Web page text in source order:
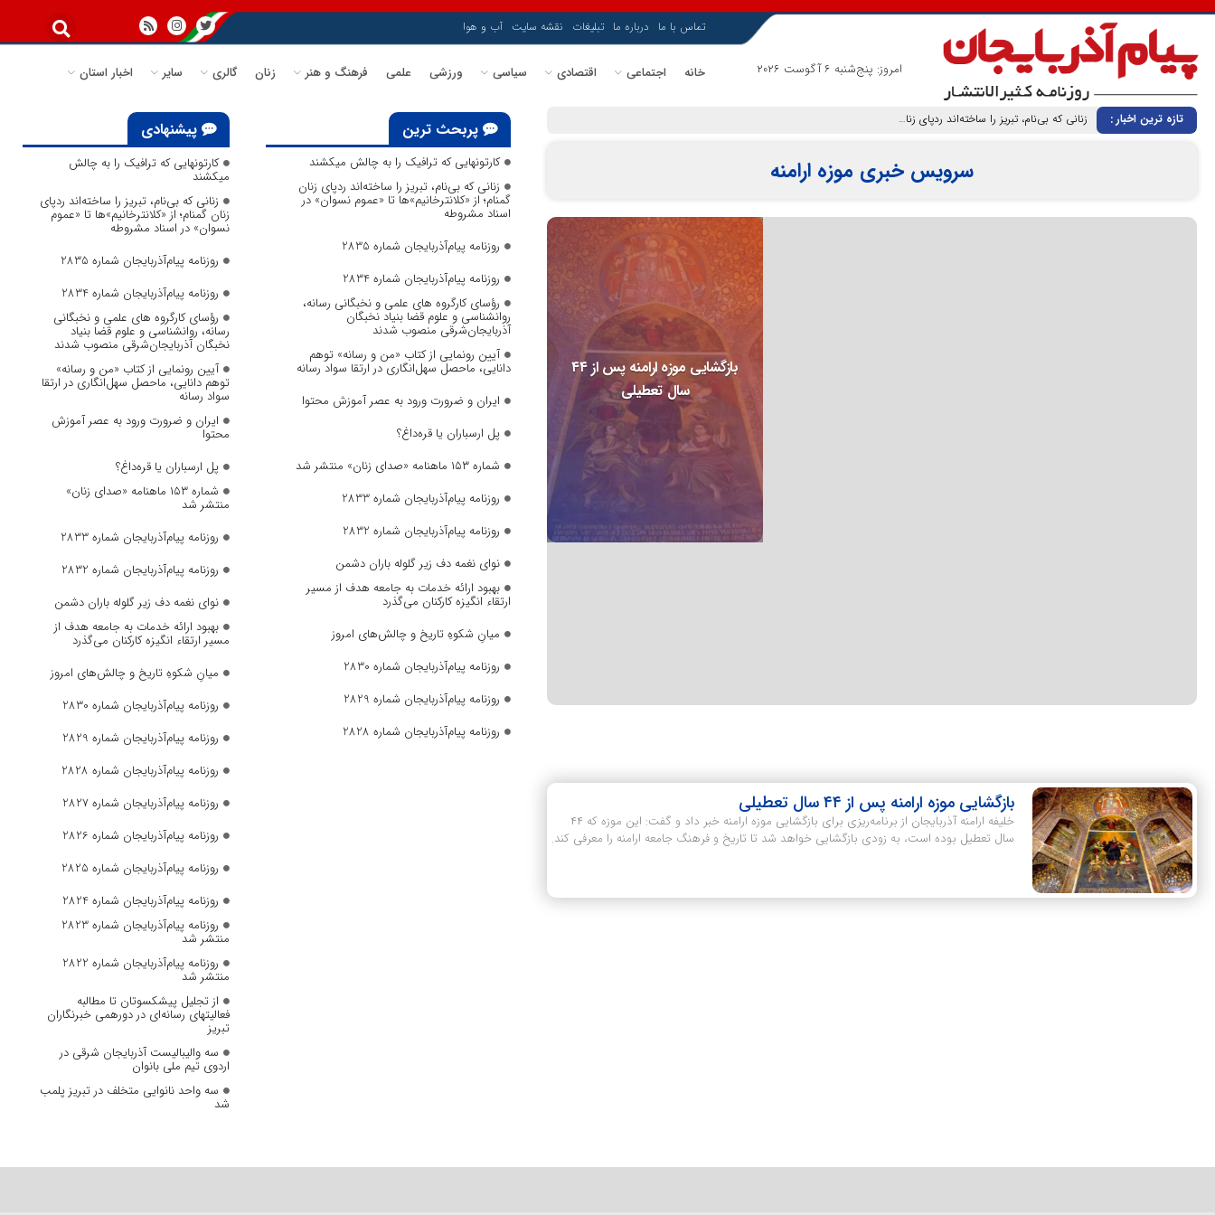
امروز: پنج‌شنبه 6 آگوست 2026
تماس با ما درباره ما تبلیغات نقشه سایت آب و هوا
خانه اجتماعی اقتصادی سیاسی ورزشی علمی فرهنگ و هنر زنان گالری سایر اخبار استان
تازه ترین اخبار :
سرویس خبری موزه ارامنه
بازگشایی موزه ارامنه پس از ۴۴
سال تعطیلی
بازگشایی موزه ارامنه پس از ۴۴ سال تعطیلی
خلیفه ارامنه آذربایجان از برنامه‌ریزی برای بازگشایی موزه ارامنه خبر داد و گفت: این موزه که ۴۴
سال تعطیل بوده است، به زودی بازگشایی خواهد شد تا تاریخ و فرهنگ جامعه ارامنه را معرفی کند.
پربحث ترین
کارتونهایی که ترافیک را به چالش میکشند
زنانی که بی‌نام، تبریز را ساخته‌اند ردپای زنان
گمنام؛ از «کلانترخانیم»ها تا «عموم نسوان» در
اسناد مشروطه
روزنامه پیام‌آذربایجان شماره 2835
روزنامه پیام‌آذربایجان شماره 2834
رؤسای کارگروه های علمی و نخبگانی رسانه،
روانشناسی و علوم قضا بنیاد نخبگان
آذربایجان‌شرقی منصوب شدند
آیین رونمایی از کتاب «من و رسانه» توهم
دانایی، ماحصل سهل‌انگاری در ارتقا سواد رسانه
ایران و ضرورت ورود به عصر آموزش محتوا
پل ارسباران یا قره‌داغ؟
شماره ۱۵۳ ماهنامه «صدای زنان» منتشر شد
روزنامه پیام‌آذربایجان شماره 2833
روزنامه پیام‌آذربایجان شماره 2832
نوای نغمه دف زیر گلوله باران دشمن
بهبود ارائه خدمات به جامعه هدف از مسیر
ارتقاء انگیزه کارکنان می‌گذرد
میانِ شکوهِ تاریخ و چالش‌های امروز
روزنامه پیام‌آذربایجان شماره 2830
روزنامه پیام‌آذربایجان شماره 2829
روزنامه پیام‌آذربایجان شماره 2828
پیشنهادی
کارتونهایی که ترافیک را به چالش
میکشند
زنانی که بی‌نام، تبریز را ساخته‌اند ردپای
زنان گمنام؛ از «کلانترخانیم»ها تا «عموم
نسوان» در اسناد مشروطه
روزنامه پیام‌آذربایجان شماره 2835
روزنامه پیام‌آذربایجان شماره 2834
رؤسای کارگروه های علمی و نخبگانی
رسانه، روانشناسی و علوم قضا بنیاد
نخبگان آذربایجان‌شرقی منصوب شدند
آیین رونمایی از کتاب «من و رسانه»
توهم دانایی، ماحصل سهل‌انگاری در ارتقا
سواد رسانه
ایران و ضرورت ورود به عصر آموزش
محتوا
پل ارسباران یا قره‌داغ؟
شماره ۱۵۳ ماهنامه «صدای زنان»
منتشر شد
روزنامه پیام‌آذربایجان شماره 2833
روزنامه پیام‌آذربایجان شماره 2832
نوای نغمه دف زیر گلوله باران دشمن
بهبود ارائه خدمات به جامعه هدف از
مسیر ارتقاء انگیزه کارکنان می‌گذرد
میانِ شکوهِ تاریخ و چالش‌های امروز
روزنامه پیام‌آذربایجان شماره 2830
روزنامه پیام‌آذربایجان شماره 2829
روزنامه پیام‌آذربایجان شماره 2828
روزنامه پیام‌آذربایجان شماره 2827
روزنامه پیام‌آذربایجان شماره 2826
روزنامه پیام‌آذربایجان شماره 2825
روزنامه پیام‌آذربایجان شماره 2824
روزنامه پیام‌آذربایجان شماره 2823
منتشر شد
روزنامه پیام‌آذربایجان شماره 2822
منتشر شد
از تجلیل پیشکسوتان تا مطالبه
فعالیتهای رسانه‌ای در دورهمی خبرنگاران
تبریز
سه والیبالیست آذربایجان‌ شرقی در
اردوی تیم ملی بانوان
سه واحد نانوایی متخلف در تبریز پلمب
شد